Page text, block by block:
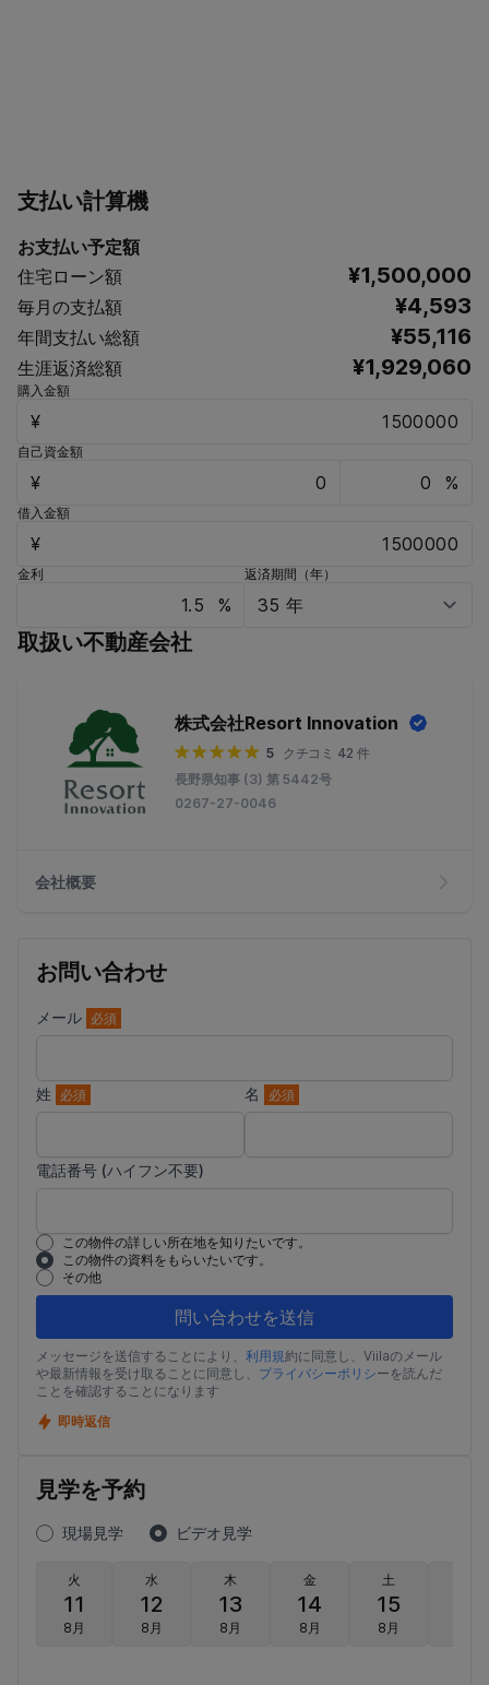
支払い計算機
お支払い予定額
住宅ローン額
¥1,500,000
毎月の支払額 ¥4,593
年間支払い総額 ¥55,116
生涯返済総額 ¥1,929,060
購入金額
¥
自己資金額
¥ %
借入金額
¥
金利
%
返済期間（年）
取扱い不動産会社
株式会社Resort Innovation
5
クチコミ 42 件
長野県知事 (3) 第 5442号
0267-27-0046
会社概要
お問い合わせ
メール 必須
姓 必須 名 必須
電話番号 (ハイフン不要)
この物件の詳しい所在地を知りたいです。
この物件の資料をもらいたいです。
その他
問い合わせを送信
メッセージを送信することにより、 利用規約に同意し、Viilaのメール
や最新情報を受け取ることに同意し、 プライバシーポリシーを読んだ
ことを確認することになります
即時返信
見学を予約
現場見学 ビデオ見学
火
11
8月
水
12
8月
木
13
8月
金
14
8月
土
15
8月